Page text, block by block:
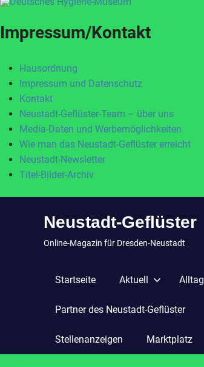
Impressum/Kontakt
Hausordnung
Impressum und Datenschutz
Kontakt
Neustadt-Geflüster-Team – über uns
Media-Daten und Werbemöglichkeiten
Wie man das Neustadt-Geflüster erreicht
Neustadt-Newsletter
Titel-Bilder-Archiv
Neustadt-Geflüster
Online-Magazin für Dresden-Neustadt
Startseite Aktuell Alltag
Partner des Neustadt-Geflüster
Stellenanzeigen Marktplatz